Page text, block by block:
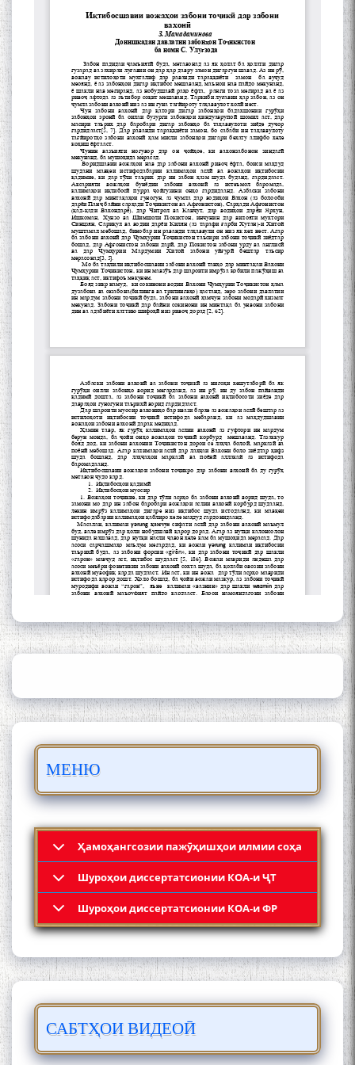
МЕНЮ
Ҳамоҳангсозии пажӯҳишҳои илмии соҳа
Шyроҳои диссертатсионии КОА-и ҶТ
Шyроҳои диссертатсионии КОА-и ФР
САБТҲОИ ВИДЕОӢ
ШАРҲИ МУЛОҚОТ БО АҲЛИ
ИЛМ ВА МАОРИФИ КИШВАР
АЗ ҶОНИБИ ОЛИМОНИ
АКАДЕМИЯИ МИЛЛИИ
ИЛМҲОИ ТОҶИКИСТОН
БО 4 000 000 СОМОНӢ
ПАЙКАРА ВА ОСОРХОНАИ
МӮЪМИН ҚАНОАТ СОХТА
Кадамчо Худои Шарифзода
Сайре дар Осорхона
Муҳаммадҷон Раҳимӣ
Осорхонаи адабии
Қадамҷо: Муҳаммадҷон
Раҳимӣ
ЛОҲУТӢ - ФИЛМИ